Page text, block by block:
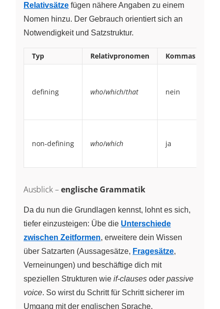
Relativsätze fügen nähere Angaben zu einem
Nomen hinzu. Der Gebrauch orientiert sich an
Notwendigkeit und Satzstruktur.
Typ Relativpronomen Kommas
defining who/which/that nein
non‑defining who/which ja
Ausblick –englische Grammatik
Da du nun die Grundlagen kennst, lohnt es sich,
tiefer einzusteigen: Übe die Unterschiede
zwischen Zeitformen, erweitere dein Wissen
über Satzarten (Aussagesätze, Fragesätze,
Verneinungen) und beschäftige dich mit
speziellen Strukturen wie if-clauses oder passive
voice. So wirst du Schritt für Schritt sicherer im
Umgang mit der englischen Sprache.